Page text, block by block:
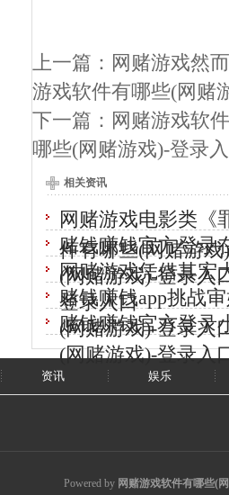
上一篇： 网赌游戏然
游戏软件有哪些(网赌
下一篇： 网赌游戏软
哪些(网赌游戏)-登录
相关资讯
网赌游戏电影类《
件有哪些(网赌游
赌钱赚钱官方登录
(网赌游戏)-登录入
网赌游戏凭借其宏
登录入口
赌钱赚钱app挑战
(网赌游戏)-登录入
赌钱赚钱官方登录
(网赌游戏)-登录入
资讯 娱乐
Powered by 网赌游戏软件有哪些(